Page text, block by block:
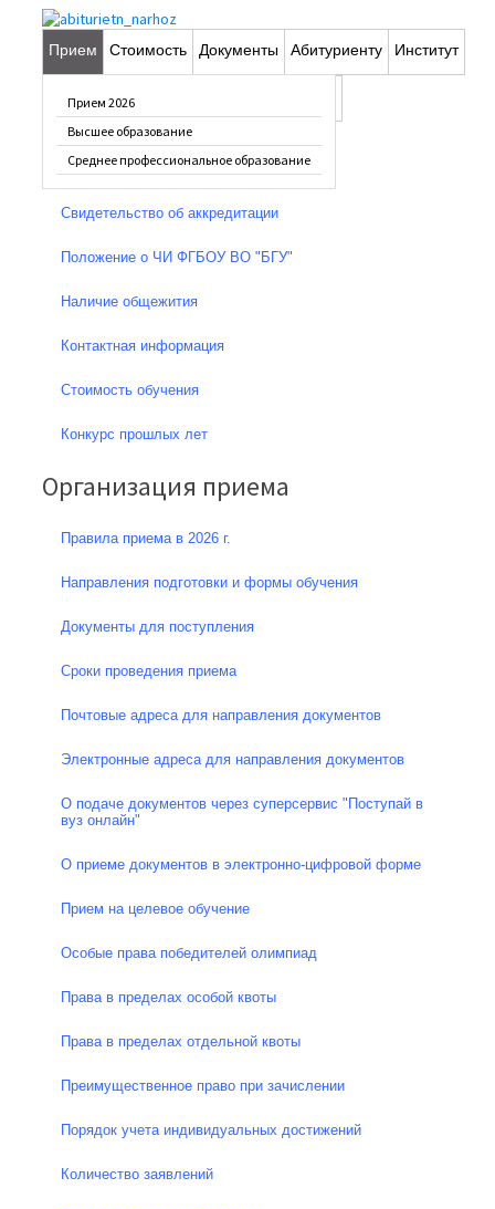
Прием
Прием 2026
Высшее образование
Среднее профессиональное образование
Стоимость Документы Абитуриенту Институт
Фотопрогулка
Общая информация
Устав ФГБОУ ВО "БГУ"
Лицензия
Свидетельство об аккредитации
Положение о ЧИ ФГБОУ ВО "БГУ"
Наличие общежития
Контактная информация
Стоимость обучения
Конкурс прошлых лет
Организация приема
Правила приема в 2026 г.
Направления подготовки и формы обучения
Документы для поступления
Сроки проведения приема
Почтовые адреса для направления документов
Электронные адреса для направления документов
О подаче документов через суперсервис "Поступай в
вуз онлайн"
О приеме документов в электронно-цифровой форме
Прием на целевое обучение
Особые права победителей олимпиад
Права в пределах особой квоты
Права в пределах отдельной квоты
Преимущественное право при зачислении
Порядок учета индивидуальных достижений
Количество заявлений